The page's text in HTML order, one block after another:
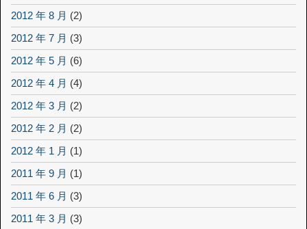
2012 年 8 月 (2)
2012 年 7 月 (3)
2012 年 5 月 (6)
2012 年 4 月 (4)
2012 年 3 月 (2)
2012 年 2 月 (2)
2012 年 1 月 (1)
2011 年 9 月 (1)
2011 年 6 月 (3)
2011 年 3 月 (3)